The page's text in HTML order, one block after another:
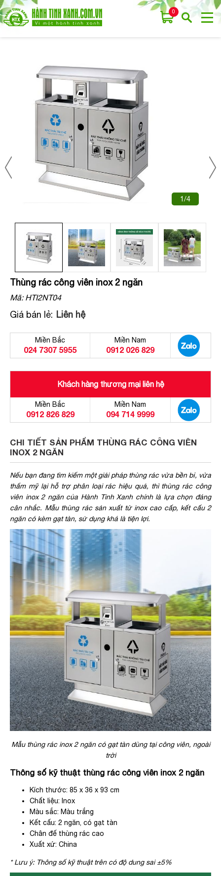
0
1/4
Thùng rác công viên inox 2 ngăn
Mã:HTI2NT04
Giá bán lẻ: Liên hệ
Miền Bắc
024 7307 5955
Miền Nam
0912 026 829
Khách hàng thương mại liên hệ
Miền Bắc
0912 826 829
Miền Nam
094 714 9999
CHI TIẾT SẢN PHẨM THÙNG RÁC CÔNG VIÊN
INOX 2 NGĂN
Nếu bạn đang tìm kiếm một giải pháp thùng rác vừa bền bỉ, vừa
thẩm mỹ lại hỗ trợ phân loại rác hiệu quả, thì thùng rác công
viên inox 2 ngăn của Hành Tinh Xanh chính là lựa chọn đáng
cân nhắc. Mẫu thùng rác sản xuất từ inox cao cấp, kết cấu 2
ngăn có kèm gạt tàn, sử dụng khá là tiện lợi.
Mẫu thùng rác inox 2 ngăn có gạt tàn dùng tại công viên, ngoài
trời
Thông số kỹ thuật thùng rác công viên inox 2 ngăn
Kích thước: 85 x 36 x 93 cm
Chất liệu: Inox
Màu sắc: Màu trắng
Kết cấu: 2 ngăn, có gạt tàn
Chân đế thùng rác cao
Xuất xứ: China
* Lưu ý: Thông số kỹ thuật trên có độ dung sai ±5%